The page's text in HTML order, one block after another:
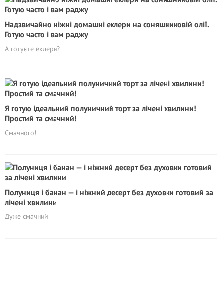
Надзвичайно ніжні домашні еклери на соняшниковій олії.
Готую часто і вам раджу
А готуєте еклери?
Я готую ідеальний полуничний торт за лічені хвилини!
Простий та смачний!
Смачного!
Полуниця і банан — і ніжний десерт без духовки готовий за
лічені хвилини
Дуже смачний